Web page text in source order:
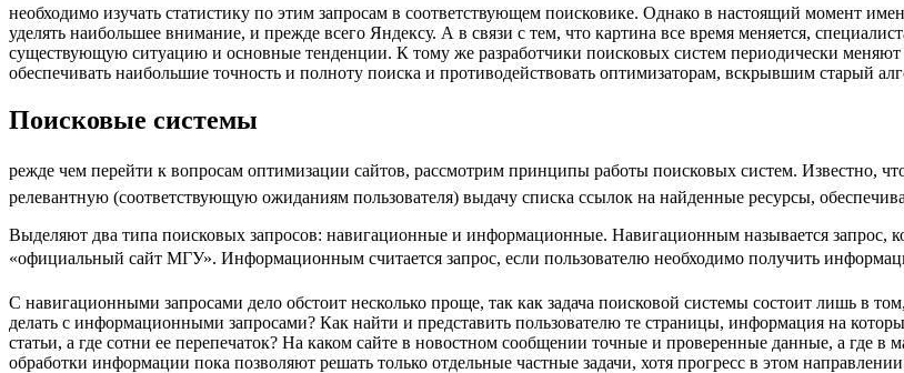
необходимо изучать статистику по этим запросам в соответствующем поисковике. Однако в настоящий момент
уделять наибольшее внимание, и прежде всего Яндексу. А в связи с тем, что картина все время меняется,
существующую ситуацию и основные тенденции. К тому же разработчики поисковых систем периодически
обеспечивать наибольшие точность и полноту поиска и противодействовать оптимизаторам, вскрывшим старый
Поисковые системы
режде чем перейти к вопросам оптимизации сайтов, рассмотрим принципы работы поисковых систем. Известно,
релевантную (соответствующую ожиданиям пользователя) выдачу списка ссылок на найденные ресурсы,
Выделяют два типа поисковых запросов: навигационные и информационные. Навигационным называется запрос,
«официальный сайт МГУ». Информационным считается запрос, если пользователю необходимо получить
С навигационными запросами дело обстоит несколько проще, так как задача поисковой системы состоит лишь в
делать с информационными запросами? Как найти и представить пользователю те страницы, информация на
статьи, а где сотни ее перепечаток? На каком сайте в новостном сообщении точные и проверенные данные, а где
обработки информации пока позволяют решать только отдельные частные задачи, хотя прогресс в этом